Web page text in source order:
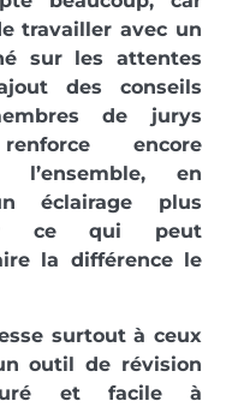
travailler avec un
sur les attentes
des conseils
de jurys
encore
l’ensemble, en
éclairage plus
ce qui peut
la différence le
surtout à ceux
outil de révision
et facile à